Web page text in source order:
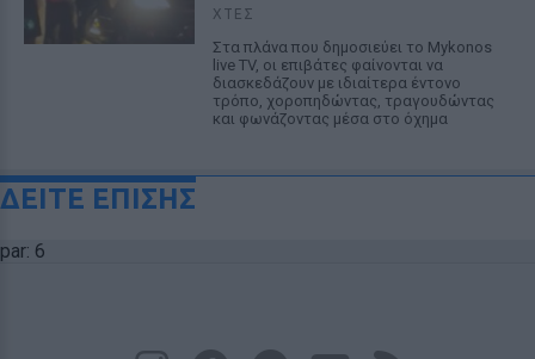
ΧΤΕΣ
Στα πλάνα που δημοσιεύει το Mykonos
live TV, οι επιβάτες φαίνονται να
διασκεδάζουν με ιδιαίτερα έντονο
τρόπο, χοροπηδώντας, τραγουδώντας
και φωνάζοντας μέσα στο όχημα
ΔΕΙΤΕ ΕΠΙΣΗΣ
par: 6